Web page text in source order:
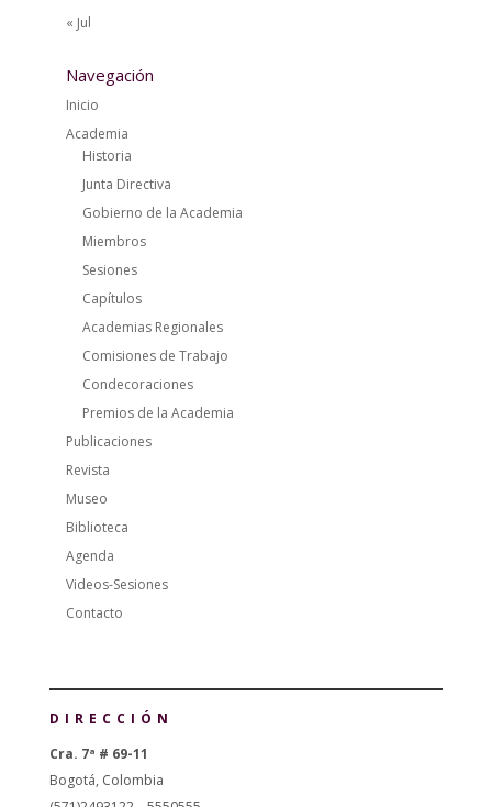
« Jul
Navegación
Inicio
Academia
Historia
Junta Directiva
Gobierno de la Academia
Miembros
Sesiones
Capítulos
Academias Regionales
Comisiones de Trabajo
Condecoraciones
Premios de la Academia
Publicaciones
Revista
Museo
Biblioteca
Agenda
Videos-Sesiones
Contacto
DIRECCIÓN
Cra. 7ª # 69-11
Bogotá, Colombia